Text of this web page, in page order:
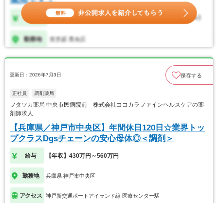
更新日：2026年7月3日 保存する
正社員 調剤薬局
フタツカ薬局 中央市民病院前 株式会社ココカラファインヘルスケアの薬
剤師求人
【兵庫県／神戸市中央区】年間休日120日☆業界トッ
プクラスDgsチェーンの安心母体◎＜調剤＞
給与 【年収】430万円～560万円
勤務地 兵庫県 神戸市中央区
アクセス 神戸新交通ポートアイランド線 医療センター駅